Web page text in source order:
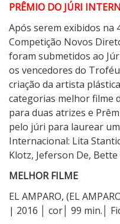
a
d
e
S
ã
o
P
a
u
l
o
0
1
6
PRÊMIO DO JÚRI
Após serem exibidos na
Competição Novos
foram submetidos ao
os vencedores do
criação da artista
categorias melhor filme
para duas atrizes e
pelo júri para laurear
Internacional: Lita
Klotz, Jeferson De,
MELHOR FILME
EL AMPARO, (EL
| 2016 │ cor│ 99 min.│